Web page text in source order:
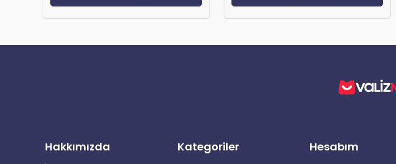
Hakkımızda Kategoriler Hesabım